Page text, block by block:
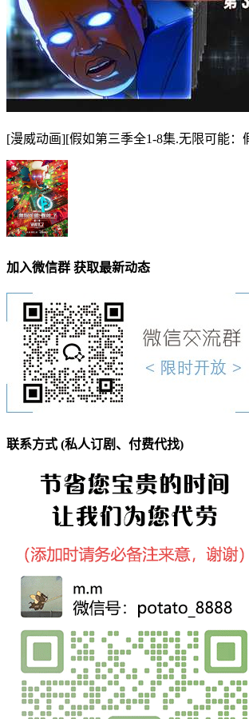
[漫威动画][假如第三季全1-8集.无限可能
加入微信群 获取最新动态
联系方式 (私人订剧、付费代找)